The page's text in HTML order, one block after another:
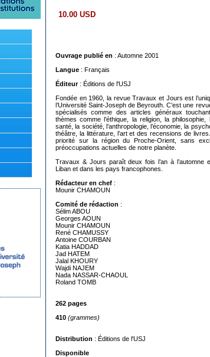
10.00 USD
Ouvrage publié en : Automne 2001
Langue : Français
Éditeur: Éditions de l'USJ
Fondée en 1960, la revue Travaux et Jours est
l’Université Saint-Joseph de Beyrouth. C’est une
spécialisés comme des articles généraux
thèmes comme l’éthique, la religion, la
santé, la société, l’anthropologie, l’économie, la
théâtre, la littérature, l’art et des recensions de
priorité sur la région du Proche-Orient, sans
préoccupations actuelles de notre planète.
Travaux & Jours paraît deux fois l’an à l’automne
Liban et dans les pays francophones.
Rédacteur en chef :
Mounir CHAMOUN
Comité de rédaction :
Sélim ABOU
Georges AOUN
Mounir CHAMOUN
René CHAMUSSY
Antoine COURBAN
Katia HADDAD
Jad HATEM
Jalal KHOURY
Wajdi NAJEM
Nada NASSAR-CHAOUL
Roland TOMB
262 pages
410 (grammes)
Distribution : Éditions de l'USJ
Disponible